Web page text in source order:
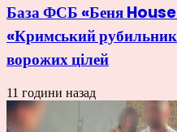
База ФСБ «Беня
«Кримський
ворожих цілей
11 години назад